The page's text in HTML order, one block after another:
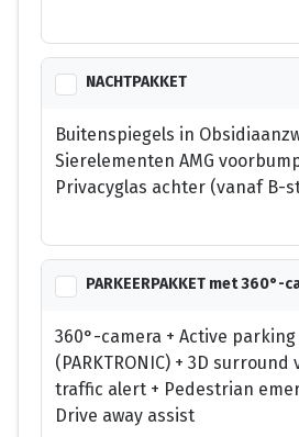
NACHTPAKKET
Buitenspiegels in
Sierelementen AMG
Privacyglas achter (vanaf B-
PARKEERPAKKET met 360°-
360°-camera + Active
(PARKTRONIC) + 3D surround
traffic alert + Pedestrian
Drive away assist